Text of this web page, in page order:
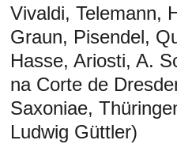
Vivaldi, Telemann,
Graun, Pisendel,
Hasse, Ariosti, A.
na Corte de
Saxoniae,
Ludwig Güttler)